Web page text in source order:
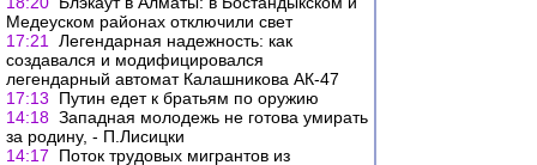
Медеуском районах отключили свет
17:21
Легендарная надежность: как
создавался и модифицировался
легендарный автомат Калашникова АК-47
17:13
Путин едет к братьям по оружию
14:18 Западная молодежь не готова умирать
за родину, - П.Лисицки
14:17
Поток трудовых мигрантов из